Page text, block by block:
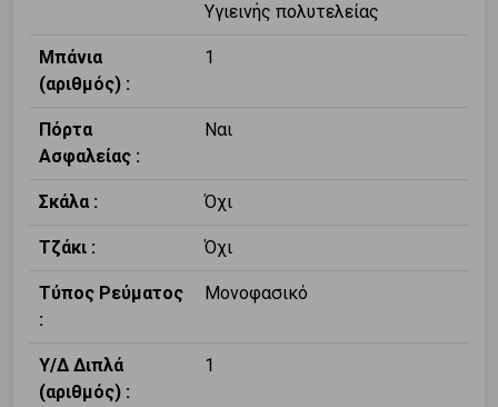
Υγιεινής πολυτελείας
Μπάνια
(αριθμός) :
1
Πόρτα
Ασφαλείας :
Ναι
Σκάλα : Όχι
Τζάκι : Όχι
Τύπος Ρεύματος
:
Μονοφασικό
Υ/Δ Διπλά
(αριθμός) :
1